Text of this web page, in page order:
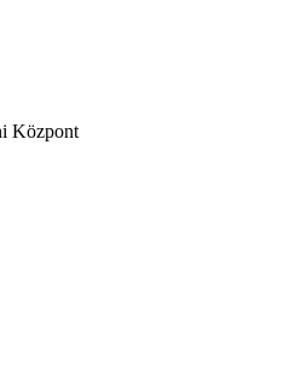
Központ